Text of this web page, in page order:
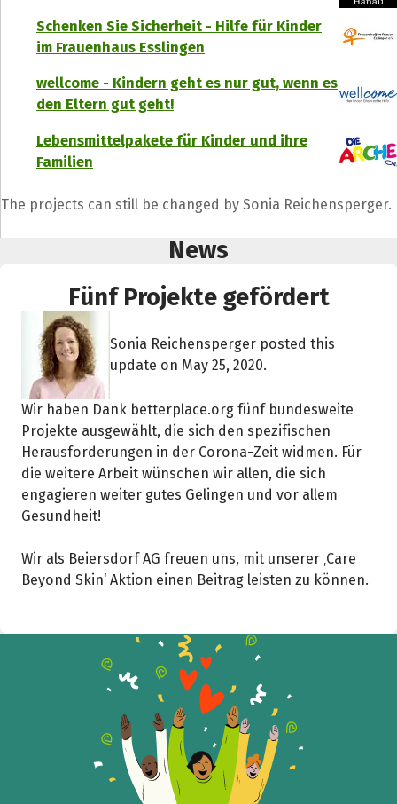
Schenken Sie Sicherheit - Hilfe für Kinder
im Frauenhaus Esslingen
wellcome - Kindern geht es nur gut, wenn es
den Eltern gut geht!
Lebensmittelpakete für Kinder und ihre
Familien
The projects can still be changed by Sonia Reichensperger.
News
Fünf Projekte gefördert
Sonia Reichensperger posted this
update on May 25, 2020.
Wir haben Dank betterplace.org fünf bundesweite
Projekte ausgewählt, die sich den spezifischen
Herausforderungen in der Corona-Zeit widmen. Für
die weitere Arbeit wünschen wir allen, die sich
engagieren weiter gutes Gelingen und vor allem
Gesundheit!
Wir als Beiersdorf AG freuen uns, mit unserer ‚Care
Beyond Skin‘ Aktion einen Beitrag leisten zu können.